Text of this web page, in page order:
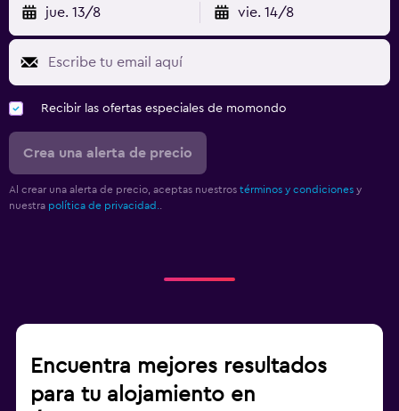
jue. 13/8 vie. 14/8
Recibir las ofertas especiales de momondo
Crea una alerta de precio
Al crear una alerta de precio, aceptas nuestros términos y condiciones y
nuestra política de privacidad.
Encuentra mejores resultados
para tu alojamiento en